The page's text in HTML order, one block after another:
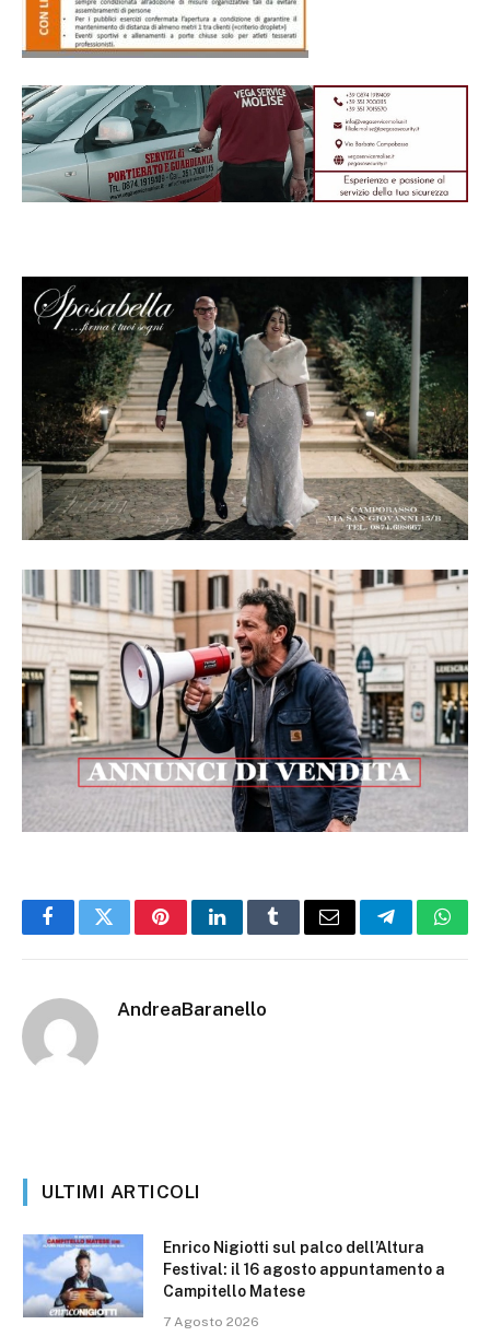
FacebookTwitterPinterestLinkedInTumblrEmail Telegram
AndreaBaranello
ULTIMI ARTICOLI
Enrico Nigiotti sul palco dell’Altura
Festival: il 16 agosto appuntamento a
Campitello Matese
7 Agosto 2026